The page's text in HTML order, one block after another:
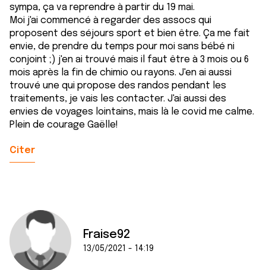
sympa, ça va reprendre à partir du 19 mai.
Moi j'ai commencé à regarder des assocs qui
proposent des séjours sport et bien être. Ça me fait
envie, de prendre du temps pour moi sans bébé ni
conjoint ;) j'en ai trouvé mais il faut être à 3 mois ou 6
mois après la fin de chimio ou rayons. J'en ai aussi
trouvé une qui propose des randos pendant les
traitements, je vais les contacter. J'ai aussi des
envies de voyages lointains, mais là le covid me calme.
Plein de courage Gaëlle!
Citer
Fraise92
13/05/2021 - 14:19